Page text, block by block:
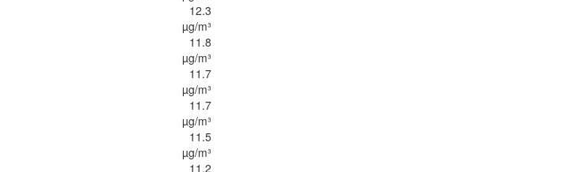
12.3
µg/m³
11.8
µg/m³
11.7
µg/m³
11.7
µg/m³
11.5
µg/m³
11.2